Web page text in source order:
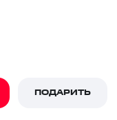
ПОДАРИТЬ